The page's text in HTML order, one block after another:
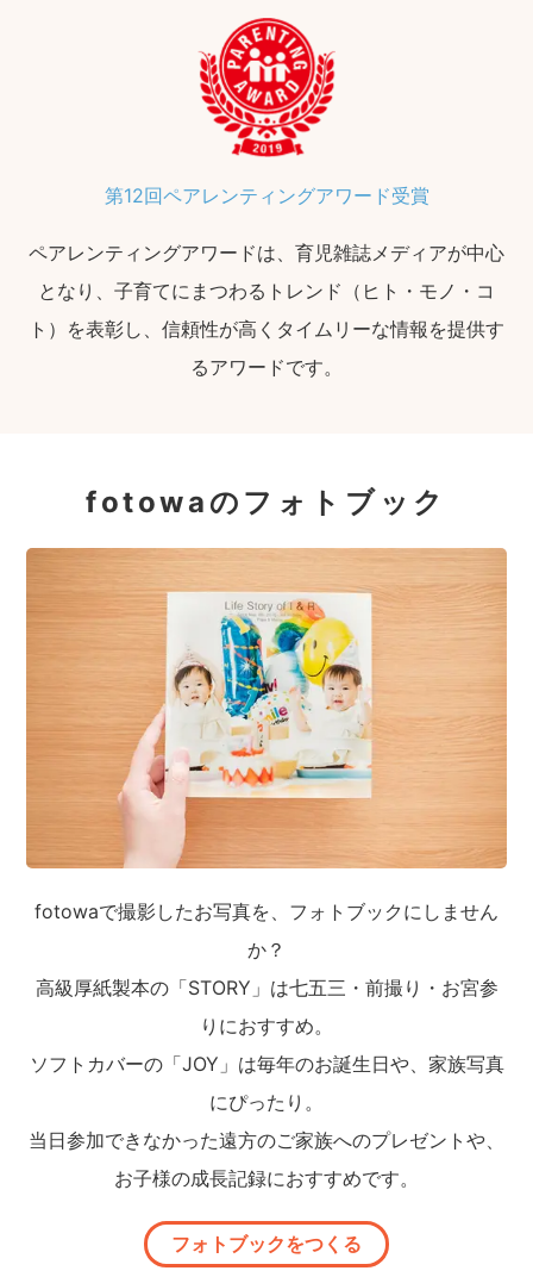
第12回ペアレンティングアワード受賞
ペアレンティングアワードは、育児雑誌メディアが中心
となり、子育てにまつわるトレンド（ヒト・モノ・コ
ト）を表彰し、信頼性が高くタイムリーな情報を提供す
るアワードです。
fotowaのフォトブック
fotowaで撮影したお写真を、フォトブックにしません
か？
高級厚紙製本の「STORY」は七五三・前撮り・お宮参
りにおすすめ。
ソフトカバーの「JOY」は毎年のお誕生日や、家族写真
にぴったり。
当日参加できなかった遠方のご家族へのプレゼントや、
お子様の成長記録におすすめです。
フォトブックをつくる